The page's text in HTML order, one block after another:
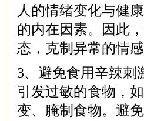
人的情绪变化与健
的内在因素。因此
态，克制异常的情
3、避免食用辛辣刺
引发过敏的食物，
变、腌制食物。避